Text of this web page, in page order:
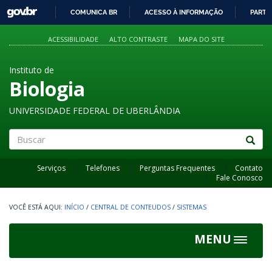
PARA
O
GOVBR
COMUNICA BR ACESSO À INFORMAÇÃO
ACESSIBILIDADE ALTO CONTRASTE MAPA DO SITE
Instituto de
Biologia
UNIVERSIDADE FEDERAL DE UBERLÂNDIA
Serviços Telefones Perguntas Frequentes
Contato
Fale Conosco
INÍCIO / CENTRAL DE CONTEUDOS / SISTEMAS
MENU
Toggle